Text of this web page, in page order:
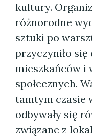
kultury.
różnorodne
sztuki po
przyczyniło
mieszkańców i
społecznych.
tamtym czasie
odbywały się
związane z